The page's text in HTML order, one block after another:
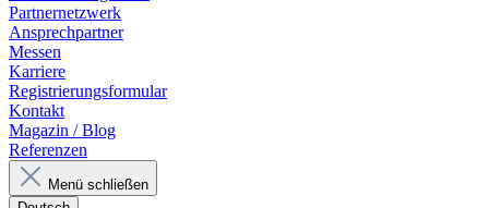
Partnernetzwerk
Ansprechpartner
Messen
Karriere
Registrierungsformular
Kontakt
Magazin / Blog
Referenzen
Menü schließen